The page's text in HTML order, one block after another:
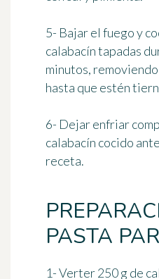
5- Bajar el fuego y
calabacín tapadas
minutos,
hasta que estén
6- Dejar enfriar
calabacín cocido
receta.
PASTA
1- Verter 250 g de